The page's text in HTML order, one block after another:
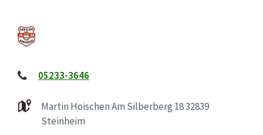
05233-3646
Martin Hoischen Am Silberberg 18 32839
Steinheim